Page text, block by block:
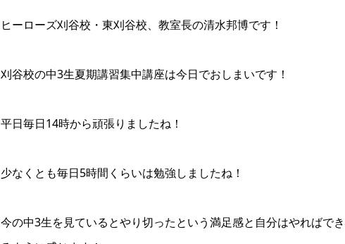
ヒーローズ刈谷校・東刈谷校、教室長の清水邦博です！
刈谷校の中3生夏期講習集中講座は今日でおしまいです！
平日毎日14時から頑張りましたね！
少なくとも毎日5時間くらいは勉強しましたね！
今の中3生を見ているとやり切ったという満足感と自分はやればで